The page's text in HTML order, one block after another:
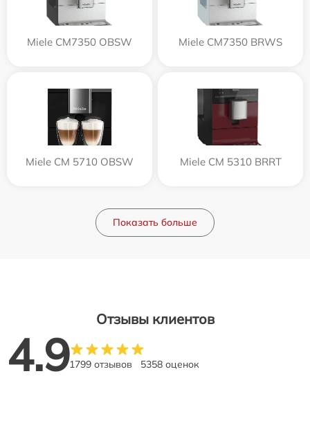
Miele CM7350 OBSW Miele CM7350 BRWS
Miele CM 5710 OBSW Miele CM 5310 BRRT
Показать больше
Отзывы клиентов
4.91799 отзывов 5358 оценок